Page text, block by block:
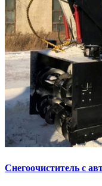
Снегоочиститель с